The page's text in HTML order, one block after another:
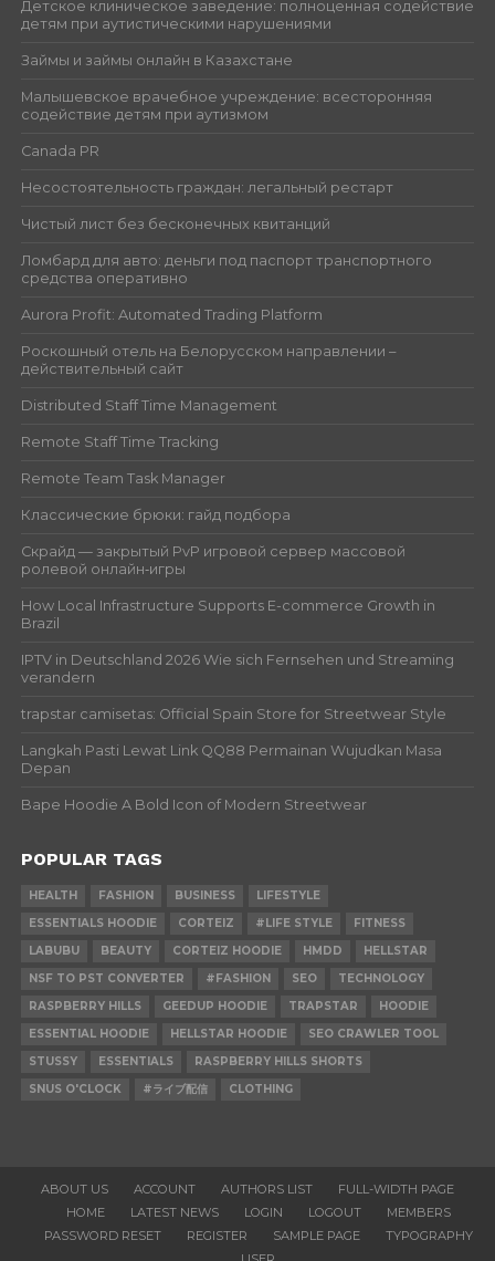
Детское клиническое заведение: полноценная содействие
детям при аутистическими нарушениями
Займы и займы онлайн в Казахстане
Малышевское врачебное учреждение: всесторонняя
содействие детям при аутизмом
Canada PR
Несостоятельность граждан: легальный рестарт
Чистый лист без бесконечных квитанций
Ломбард для авто: деньги под паспорт транспортного
средства оперативно
Aurora Profit: Automated Trading Platform
Роскошный отель на Белорусском направлении –
действительный сайт
Distributed Staff Time Management
Remote Staff Time Tracking
Remote Team Task Manager
Классические брюки: гайд подбора
Скрайд — закрытый PvP игровой сервер массовой
ролевой онлайн‑игры
How Local Infrastructure Supports E-commerce Growth in
Brazil
IPTV in Deutschland 2026 Wie sich Fernsehen und Streaming
verandern
trapstar camisetas: Official Spain Store for Streetwear Style
Langkah Pasti Lewat Link QQ88 Permainan Wujudkan Masa
Depan
Bape Hoodie A Bold Icon of Modern Streetwear
POPULAR TAGS
HEALTH FASHION BUSINESS
LIFESTYLE
ESSENTIALS HOODIE
CORTEIZ #LIFE STYLE
FITNESS
LABUBU
BEAUTY CORTEIZ HOODIE HMDD
HELLSTAR
NSF TO PST CONVERTER
#FASHION SEO
TECHNOLOGY
RASPBERRY HILLS
GEEDUP HOODIE TRAPSTAR
HOODIE
ESSENTIAL HOODIE
HELLSTAR HOODIE
SEO CRAWLER TOOL
STUSSY
ESSENTIALS
RASPBERRY HILLS SHORTS
SNUS O'CLOCK
#ライブ配信 CLOTHING
ABOUT US ACCOUNT AUTHORS LIST
FULL-WIDTH PAGE
HOME
LATEST NEWS LOGIN LOGOUT
MEMBERS
PASSWORD RESET
REGISTER SAMPLE PAGE
TYPOGRAPHY